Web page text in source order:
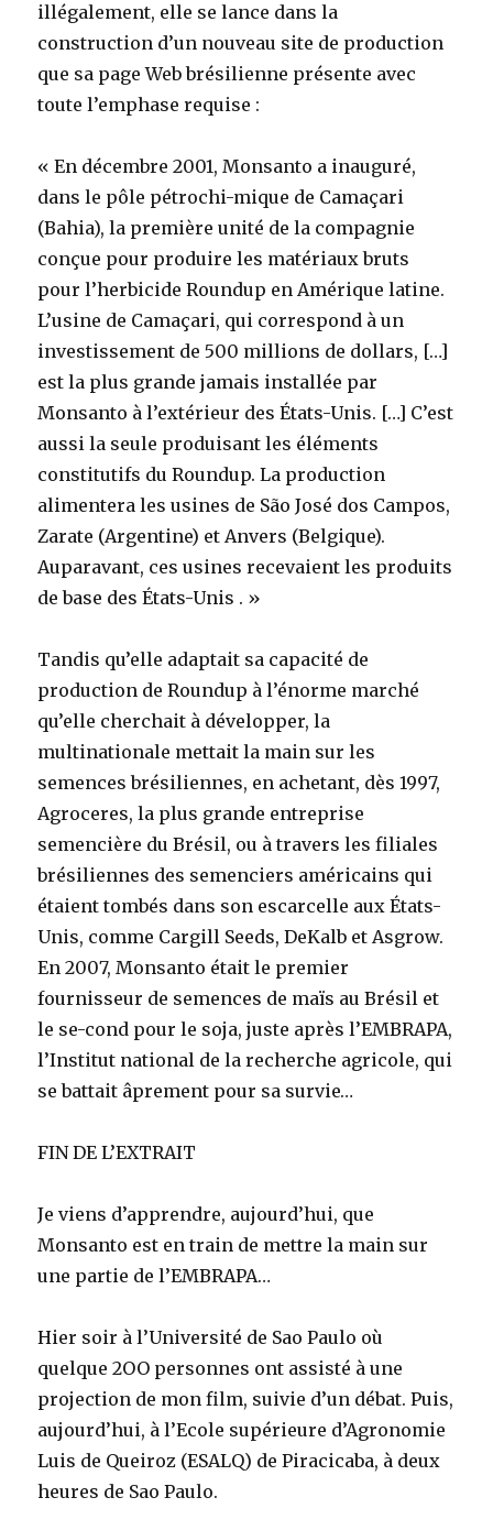
illégalement, elle se lance dans la
construction d’un nouveau site de production
que sa page Web brésilienne présente avec
toute l’emphase requise :
« En décembre 2001, Monsanto a inauguré,
dans le pôle pétrochi-mique de Camaçari
(Bahia), la première unité de la compagnie
conçue pour produire les matériaux bruts
pour l’herbicide Roundup en Amérique latine.
L’usine de Camaçari, qui correspond à un
investissement de 500 millions de dollars, […]
est la plus grande jamais installée par
Monsanto à l’extérieur des États-Unis. […] C’est
aussi la seule produisant les éléments
constitutifs du Roundup. La production
alimentera les usines de São José dos Campos,
Zarate (Argentine) et Anvers (Belgique).
Auparavant, ces usines recevaient les produits
de base des États-Unis . »
Tandis qu’elle adaptait sa capacité de
production de Roundup à l’énorme marché
qu’elle cherchait à développer, la
multinationale mettait la main sur les
semences brésiliennes, en achetant, dès 1997,
Agroceres, la plus grande entreprise
semencière du Brésil, ou à travers les filiales
brésiliennes des semenciers américains qui
étaient tombés dans son escarcelle aux États-
Unis, comme Cargill Seeds, DeKalb et Asgrow.
En 2007, Monsanto était le premier
fournisseur de semences de maïs au Brésil et
le se-cond pour le soja, juste après l’EMBRAPA,
l’Institut national de la recherche agricole, qui
se battait âprement pour sa survie…
FIN DE L’EXTRAIT
Je viens d’apprendre, aujourd’hui, que
Monsanto est en train de mettre la main sur
une partie de l’EMBRAPA…
Hier soir à l’Université de Sao Paulo où
quelque 2OO personnes ont assisté à une
projection de mon film, suivie d’un débat. Puis,
aujourd’hui, à l’Ecole supérieure d’Agronomie
Luis de Queiroz (ESALQ) de Piracicaba, à deux
heures de Sao Paulo.